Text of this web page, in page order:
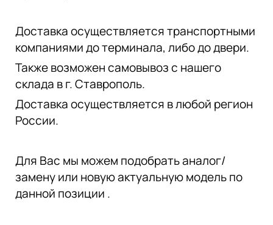
Доставка осуществляется транспортными
компаниями до терминала, либо до двери.
Также возможен самовывоз с нашего
склада в г. Ставрополь.
Доставка осуществляется в любой регион
России.
Для Вас мы можем подобрать аналог/
замену или новую актуальную модель по
данной позиции .